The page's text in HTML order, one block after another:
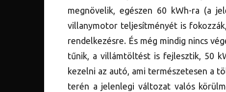
megnövelik, egészen 60 kWh-ra (a
villanymotor teljesítményét is
rendelkezésre. És még mindig nincs
tűnik, a villámtöltést is fejlesztik, 50
kezelni az autó, ami természetesen a
terén a jelenlegi változat valós